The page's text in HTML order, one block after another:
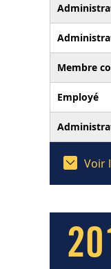
Membre
Employé
Voir